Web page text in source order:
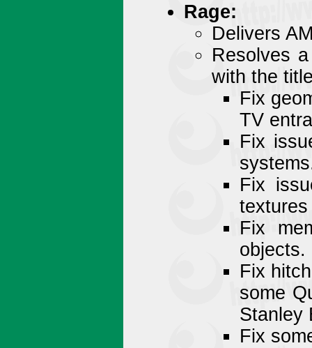
Rage:
Delivers
Resolves
with the
Fix
TV
Fix
Fix
Fix
objects.
Fix
some
Stanley
Fix